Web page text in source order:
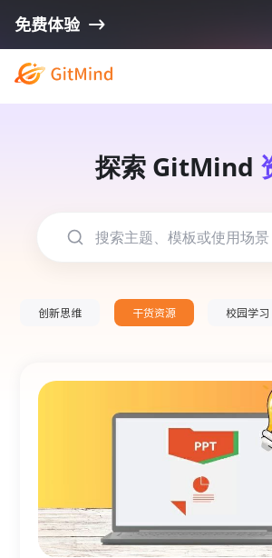
免费体验
探索 GitMind
创新思维 干货资源 校园学习